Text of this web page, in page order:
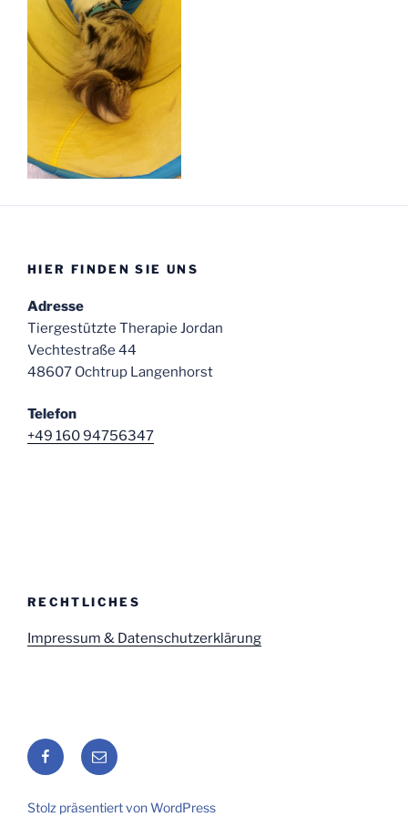
HIER FINDEN SIE UNS
Adresse
Tiergestützte Therapie Jordan
Vechtestraße 44
48607 Ochtrup Langenhorst
Telefon
+49 160 94756347
RECHTLICHES
Impressum & Datenschutzerklärung
Facebook
E-
Mail
Stolz präsentiert von WordPress